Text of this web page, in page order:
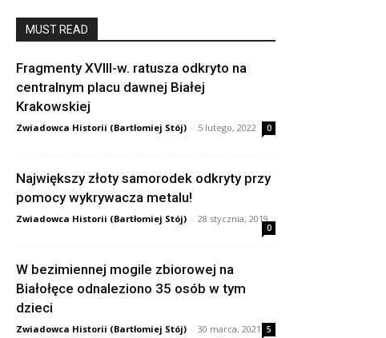
MUST READ
Fragmenty XVIII-w. ratusza odkryto na
centralnym placu dawnej Białej
Krakowskiej
Zwiadowca Historii (Bartłomiej Stój) - 5 lutego, 2022 0
Największy złoty samorodek odkryty przy
pomocy wykrywacza metalu!
Zwiadowca Historii (Bartłomiej Stój) - 28 stycznia, 2019
0
W bezimiennej mogile zbiorowej na
Białołęce odnaleziono 35 osób w tym
dzieci
Zwiadowca Historii (Bartłomiej Stój) - 30 marca, 2021 5